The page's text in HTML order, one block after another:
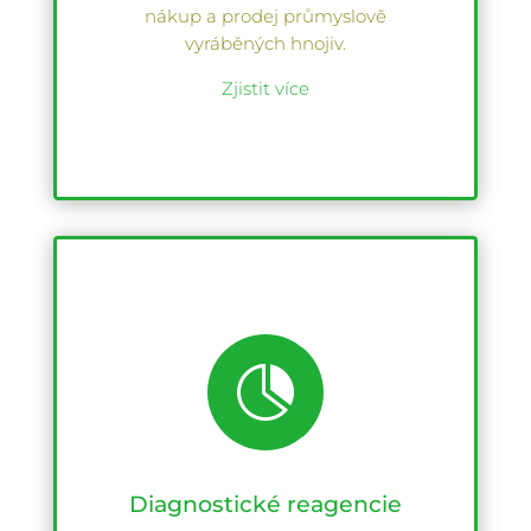
nákup a prodej průmyslově
vyráběných hnojiv.
Zjistit více

Diagnostické reagencie